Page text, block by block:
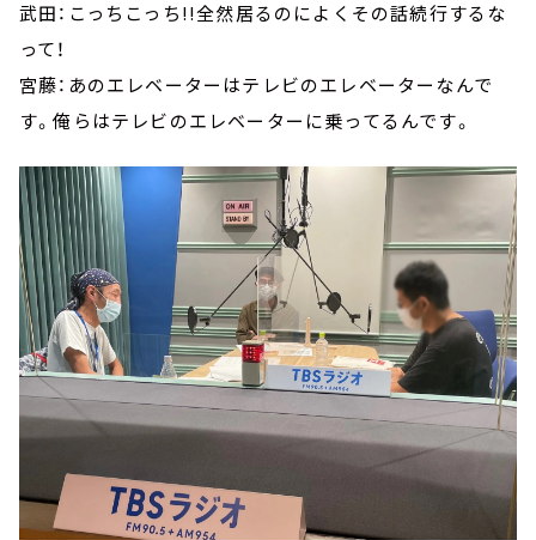
武田：こっちこっち!!全然居るのによくその話続行するな
って！
宮藤：あのエレベーターはテレビのエレベーターなんで
す。俺らはテレビのエレベーターに乗ってるんです。